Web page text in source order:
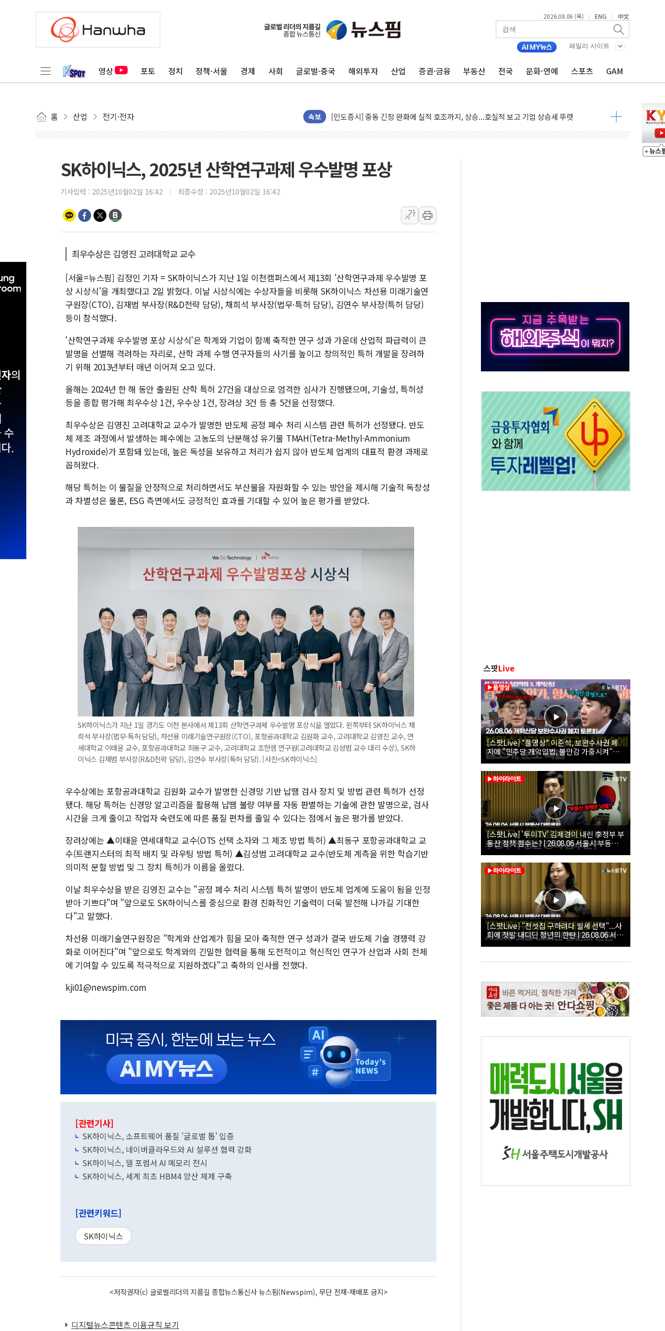
2026.08.06 (목) | ENG | 中文
패밀리 사이트
영상 포토 정치 정책·서울 경제 사회 글로벌·중국 해외투자 산업 증권·금융 부동산 전국 문화·연예 스포츠 GAM
홈 산업 전기·전자 속보
청와대, 北 단거리 탄도미사일 발사에 긴급회의 개최
러, 1인칭시점 드론으로 우크라 민간인 '사파리' 공격… 시민들 공포감 극대화 전략
[베트남 증시] 지수 하락 속 'DGC' 임시 주총 기대감에 홀로 상한가…마진 잔액은 사상 최고
양주 섬유염색공장서 화재 1명 중상…대응 1단계 진압 중
김정관 산업부 장관 "주 52시간 손봐야, 경쟁상대 中과 비교해야"
[3보] 북, 원산서 동해로 단거리 탄도미사일 1발 발사… 올해 10번째·42일 만 도발
우크라 드론 전술, 중남미 콜롬비아에 새 안보 위기… 반군·마약카르텔이 습득해 전투 활용
해군과 함께하는 '불금전파, 송정' 시즌2
강원도 폭염특보 11일째…온열질환·가축 피해 최소화 '총력 대응'
[코인 시황] 비트코인, ETF 자금 유입에도 박스권…美 암호화폐 법안 처리 여부도 변수
[르포] 39도 폭염 속 잠실 개표소 시위 '62일째'..."대부분 여기서 상주"
강원·전라권 폭염중대경보 확대…온열질환자 2665명·사망 23명
빚투·레버리지 줄었지만, 반도체 두 종목에 코스피 '휘청'
SK하이닉스, 2025년 산학연구과제 우수발명 포상
기사입력 : 2025년10월02일 16:42 최종수정 : 2025년10월02일 16:42
가
가
최우수상은 김영진 고려대학교 교수
[서울=뉴스핌] 김정인 기자 = SK하이닉스가 지난 1일 이천캠퍼스에서 제13회 '산학연구과제 우수발명 포
상 시상식'을 개최했다고 2일 밝혔다. 이날 시상식에는 수상자들을 비롯해 SK하이닉스 차선용 미래기술연
구원장(CTO), 김재범 부사장(R&D전략 담당), 채희석 부사장(법무·특허 담당), 김연수 부사장(특허 담당)
등이 참석했다.
'산학연구과제 우수발명 포상 시상식'은 학계와 기업이 함께 축적한 연구 성과 가운데 산업적 파급력이 큰
발명을 선별해 격려하는 자리로, 산학 과제 수행 연구자들의 사기를 높이고 창의적인 특허 개발을 장려하
기 위해 2013년부터 매년 이어져 오고 있다.
올해는 2024년 한 해 동안 출원된 산학 특허 27건을 대상으로 엄격한 심사가 진행됐으며, 기술성, 특허성
등을 종합 평가해 최우수상 1건, 우수상 1건, 장려상 3건 등 총 5건을 선정했다.
최우수상은 김영진 고려대학교 교수가 발명한 반도체 공정 폐수 처리 시스템 관련 특허가 선정됐다. 반도
체 제조 과정에서 발생하는 폐수에는 고농도의 난분해성 유기물 TMAH(Tetra-Methyl-Ammonium
Hydroxide)가 포함돼 있는데, 높은 독성을 보유하고 처리가 쉽지 않아 반도체 업계의 대표적 환경 과제로
꼽혀왔다.
해당 특허는 이 물질을 안정적으로 처리하면서도 부산물을 자원화할 수 있는 방안을 제시해 기술적 독창성
과 차별성은 물론, ESG 측면에서도 긍정적인 효과를 기대할 수 있어 높은 평가를 받았다.
SK하이닉스가 지난 1일 경기도 이천 본사에서 제13회 산학연구과제 우수발명 포상식을 열었다. 왼쪽부터 SK하이닉스 채
희석 부사장(법무·특허 담당), 차선용 미래기술연구원장(CTO), 포항공과대학교 김원화 교수, 고려대학교 김영진 교수, 연
세대학교 이태윤 교수, 포항공과대학교 최동구 교수, 고려대학교 조한샘 연구원(고려대학교 김성범 교수 대리 수상), SK하
이닉스 김재범 부사장(R&D전략 담당), 김연수 부사장(특허 담당). [사진=SK하이닉스]
우수상에는 포항공과대학교 김원화 교수가 발명한 신경망 기반 납땜 검사 장치 및 방법 관련 특허가 선정
됐다. 해당 특허는 신경망 알고리즘을 활용해 납땜 불량 여부를 자동 판별하는 기술에 관한 발명으로, 검사
시간을 크게 줄이고 작업자 숙련도에 따른 품질 편차를 줄일 수 있다는 점에서 높은 평가를 받았다.
장려상에는 ▲이태윤 연세대학교 교수(OTS 선택 소자와 그 제조 방법 특허) ▲최동구 포항공과대학교 교
수(트랜지스터의 최적 배치 및 라우팅 방법 특허) ▲김성범 고려대학교 교수(반도체 계측을 위한 학습기반
의미적 분할 방법 및 그 장치 특허)가 이름을 올렸다.
이날 최우수상을 받은 김영진 교수는 "공정 폐수 처리 시스템 특허 발명이 반도체 업계에 도움이 됨을 인정
받아 기쁘다"며 "앞으로도 SK하이닉스를 중심으로 환경 친화적인 기술력이 더욱 발전해 나가길 기대한
다"고 말했다.
차선용 미래기술연구원장은 "학계와 산업계가 힘을 모아 축적한 연구 성과가 결국 반도체 기술 경쟁력 강
화로 이어진다"며 "앞으로도 학계와의 긴밀한 협력을 통해 도전적이고 혁신적인 연구가 산업과 사회 전체
에 기여할 수 있도록 적극적으로 지원하겠다"고 축하의 인사를 전했다.
kji01@newspim.com
[관련기사]
SK하이닉스, 소프트웨어 품질 '글로벌 톱' 입증
SK하이닉스, 네이버클라우드와 AI 설루션 협력 강화
SK하이닉스, 델 포럼서 AI 메모리 전시
SK하이닉스, 세계 최초 HBM4 양산 체제 구축
[관련키워드]
SK하이닉스
<저작권자(c) 글로벌리더의 지름길 종합뉴스통신사 뉴스핌(Newspim), 무단 전재-재배포 금지>
디지털뉴스콘텐츠 이용규칙 보기
스팟Live
[스팟Live] *풀영상* 이준석, 보완수사권 폐
지에 "민주당 개악입법, 불안감 가중시켜"｜
26.08.06 개혁신당 보완수사권 폐지 토론회
[스팟Live] '투미TV' 김제경이 내린 李정부 부
동산 정책 점수는? | 26.08.06 서울시 부동산
대토론회
[스팟Live] "전셋집 구하려다 월세 선택"...사
회에 첫발 내디딘 청년의 한탄 | 26.08.06 서울
시 부동산 대토론회